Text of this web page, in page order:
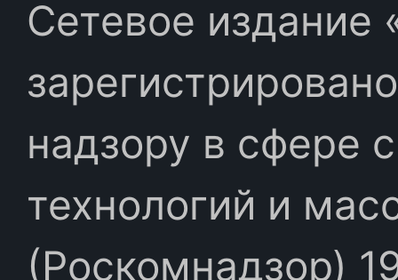
Сетевое издание
надзору в сфере
технологий и
(Роскомнадзор)